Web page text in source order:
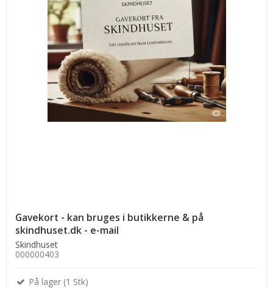
Gavekort - kan bruges i butikkerne & på
skindhuset.dk - e-mail
Skindhuset
000000403
På lager (1 Stk)